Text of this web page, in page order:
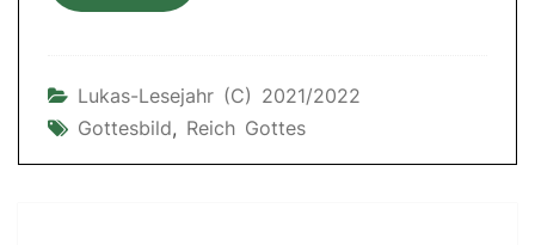
Lukas-Lesejahr (C) 2021/2022
Gottesbild, Reich Gottes